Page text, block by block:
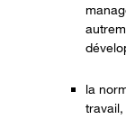
la
travail,